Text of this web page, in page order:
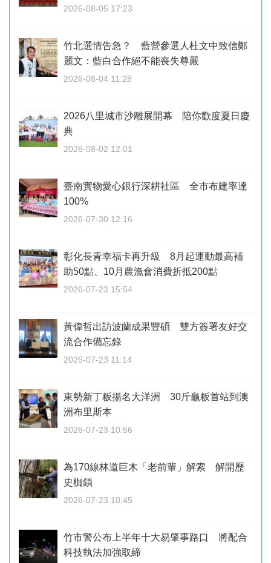
2026-08-05 17:23
竹北選情告急？ 藍營參選人杜文中致信鄭
麗文：藍白合作絕不能喪失尊嚴
2026-08-04 11:28
2026八里城市沙雕展開幕 陪你歡度夏日慶
典
2026-08-02 12:01
臺南實物愛心銀行深耕社區 全市布建率達
100%
2026-07-30 12:16
彰化長青幸福卡再升級 8月起運動最高補
助50點、10月農漁會消費折抵200點
2026-07-23 15:54
黃偉哲出訪波蘭成果豐碩 雙方簽署友好交
流合作備忘錄
2026-07-23 11:14
東勢新丁粄揚名大洋洲 30斤龜粄首站到澳
洲布里斯本
2026-07-23 10:56
為170線林道巨木「老前輩」解索 解開歷
史枷鎖
2026-07-23 10:45
竹市警公布上半年十大易肇事路口 將配合
科技執法加強取締